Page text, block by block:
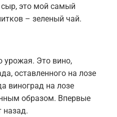
это мой самый
– зеленый чай.
урожая. Это вино,
оставленного на лозе
виноград на лозе
образом. Впервые
назад.